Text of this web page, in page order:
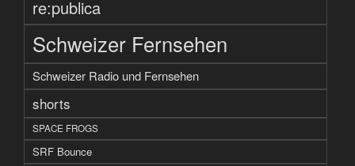
re:publica
Schweizer Fernsehen
Schweizer Radio und Fernsehen
shorts
SPACE FROGS
SRF Bounce